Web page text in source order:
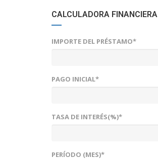
CALCULADORA FINANCIERA
IMPORTE DEL PRÉSTAMO*
PAGO INICIAL*
TASA DE INTERÉS(%)*
PERÍODO (MES)*